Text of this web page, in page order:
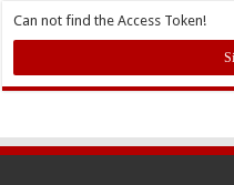
Can not find the Access Token!